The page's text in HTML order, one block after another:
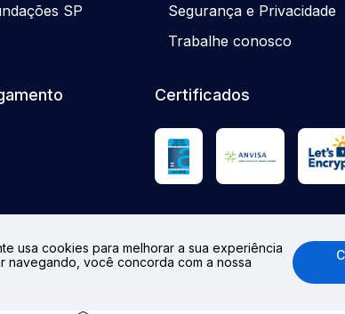
usa cookies para melhorar a sua experiência
navegando, você concorda com a nossa
SP
Segurança e Privacidade
Trabalhe conosco
Certificados
ou parcial. Preços e Estoques sujeitos à
de pagamento aceitas: cartões de crédito (Visa,